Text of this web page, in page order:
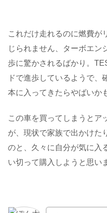
これだけ走れるのに燃費が
じられません、ターボエン
歩に驚かされるばかり。
ドで進歩しているようで、
本に入ってきたらやばいか
この車を買ってしまうとア
が、現状で家族で出かけた
のと、久々に自分が気に入
い切って購入しようと思い